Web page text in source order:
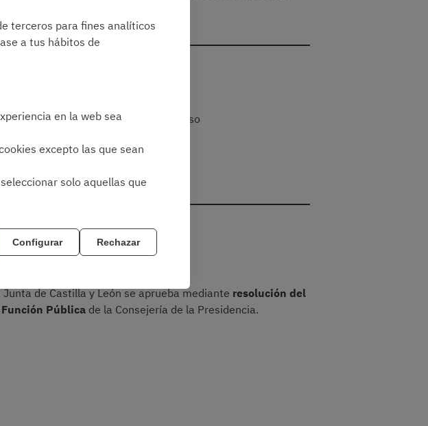
fechas clave y novedades del proceso
de Castilla y León se aprueba mediante resolución del
Pública de la Consejería de la Presidencia.
terceros para fines analíticos
a tus hábitos de
en la web sea
excepto las que sean
solo aquellas que
Configurar Rechazar